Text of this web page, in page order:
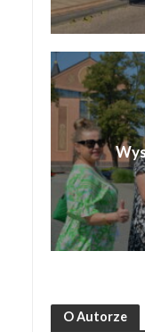
O Autorze